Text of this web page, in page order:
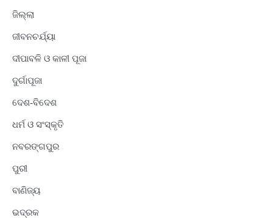
ଜିଲ୍ଲା
ଜୀବନଚର୍ଯ୍ୟା
ଦୀପାବଳି ଓ କାଳୀ ପୂଜା
ଦୁର୍ଗାପୂଜା
ଦେଶ-ବିଦେଶ
ଧର୍ମ ଓ ସଂସ୍କୃତି
ନବରଙ୍ଗପୁର
ପୁରୀ
ବାଣିଜ୍ୟ
ଭଦ୍ରକ